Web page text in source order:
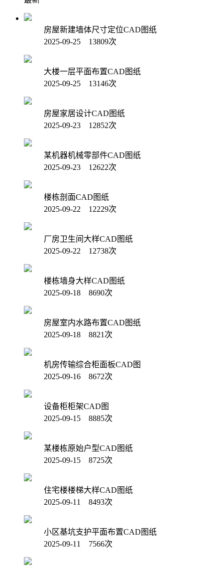
房屋新建墙体尺寸定位CAD图纸
2025-09-25 13809次
大楼一层平面布置CAD图纸
2025-09-25 13146次
房屋家居设计CAD图纸
2025-09-23 12852次
某机器机械零部件CAD图纸
2025-09-23 12622次
楼栋剖面CAD图纸
2025-09-22 12229次
厂房卫生间大样CAD图纸
2025-09-22 12738次
楼栋墙身大样CAD图纸
2025-09-18 8690次
房屋室内水路布置CAD图纸
2025-09-18 8821次
机房传输综合柜面板CAD图
2025-09-16 8672次
设备柜柜架CAD图
2025-09-15 8885次
某楼栋原始户型CAD图纸
2025-09-15 8725次
住宅楼楼梯大样CAD图纸
2025-09-11 8493次
小区基坑支护平面布置CAD图纸
2025-09-11 7566次